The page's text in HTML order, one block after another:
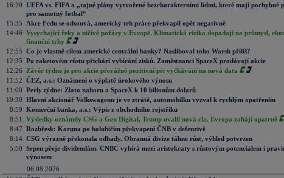
16:20 UEFA vs. FIFA a „tajné plány vytvořené bezcharakterními lidmi, které mají pochybné
pro samotný fotbal“
15:35
Akce Fedu se odsouvá, americký trh práce překvapil opět negativně
14:46 Vysychající řeky a ničivé požáry v Evropě. Klimatická rizika dopadají na průmysl,
finanční trhy
12:55 Co je vlastně cílem americké centrální banky? Nasliboval toho Warsh příliš?
12:35 Po raketovém růstu přichází vybírání zisků. Zaměstnanci SpaceX prodávají akcie
12:26
Závěr týdne je pro akcie převážně pozitivní při vyčkávání na nová data
11:52 ČEZ, a.s.: Oznámení o výplatě úrokového výnosu
11:00 Perly týdne: Zlato nahoru a SpaceX k 10 bilionům dolarů
10:30 Hlavní akcionář Volkswagenu je ve ztrátě, automobilku vyzval k rychlým opatřením
8:59 Komerční banka, a.s.: Výpis z obchodního rejstříku
8:51
Výsledky oznámily CSG a Gen Digital, Trump uvalil nová cla. Evropa zahájí opatrně
8:47 Rozbřesk: Koruna po holubičím překvapení ČNB v defenzivě
8:14 CSG výrazně překonala odhady. Obranná divize táhne růst, výhled potvrzen
5:50 Srpen přeje dividendám. CNBC vybírá mezi aristokraty s růstovým potenciálem i
výnosem
06.08.2026